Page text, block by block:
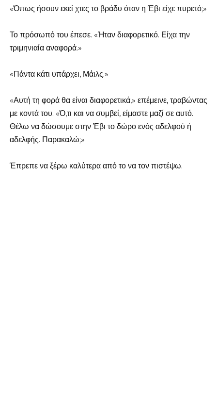
«Όπως ήσουν εκεί χτες το βράδυ όταν η Έβι είχε πυρετό;»
Το πρόσωπό του έπεσε. «Ήταν διαφορετικό. Είχα την
τριμηνιαία αναφορά.»
«Πάντα κάτι υπάρχει, Μάιλς.»
«Αυτή τη φορά θα είναι διαφορετικά,» επέμεινε, τραβώντας
με κοντά του. «Ό,τι και να συμβεί, είμαστε μαζί σε αυτό.
Θέλω να δώσουμε στην Έβι το δώρο ενός αδελφού ή
αδελφής. Παρακαλώ;»
Έπρεπε να ξέρω καλύτερα από το να τον πιστέψω.